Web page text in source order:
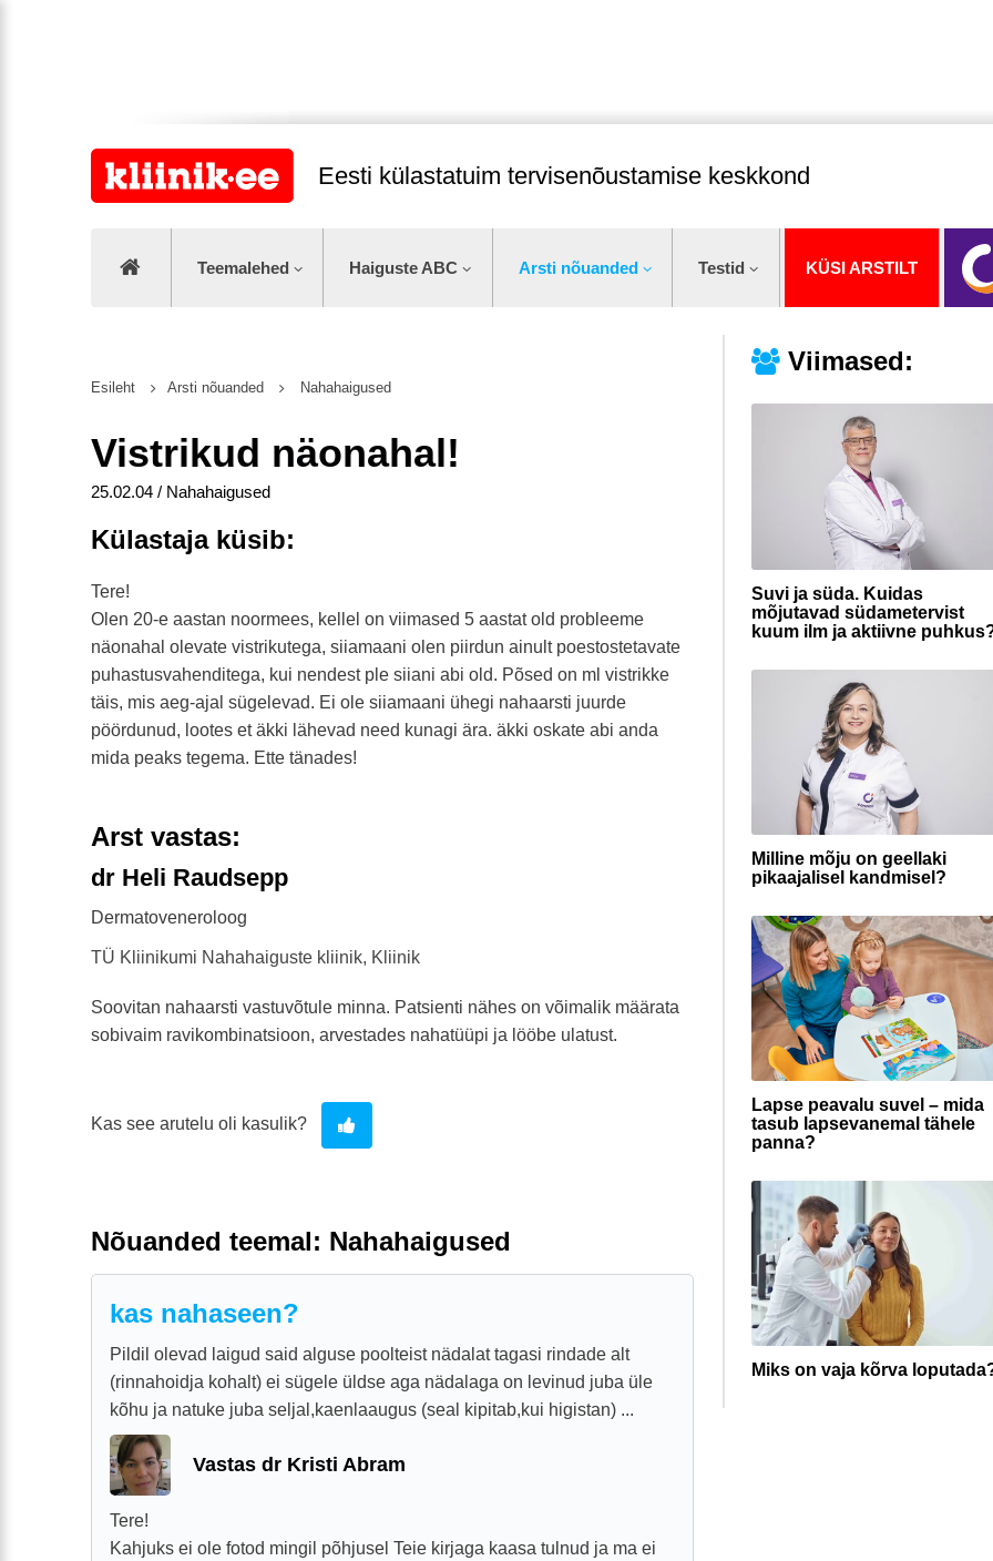
Eesti külastatuim tervisenõustamise keskkond
Teemalehed Haiguste ABC Arsti nõuanded Testid KÜSI ARSTILT
Viimased:
Suvi ja süda. Kuidas
mõjutavad südametervist
kuum ilm ja aktiivne
Milline mõju on geellaki
pikaajalisel kandmisel?
Lapse peavalu suvel – mida
tasub lapsevanemal tähele
panna?
Miks on vaja kõrva
Esileht Arsti nõuanded Nahahaigused
Vistrikud näonahal!
25.02.04 / Nahahaigused
Külastaja küsib:
Tere!
Olen 20-e aastan noormees, kellel on viimased 5 aastat old probleeme
näonahal olevate vistrikutega, siiamaani olen piirdun ainult poestostetavate
puhastusvahenditega, kui nendest ple siiani abi old. Põsed on ml vistrikke
täis, mis aeg-ajal sügelevad. Ei ole siiamaani ühegi nahaarsti juurde
pöördunud, lootes et äkki lähevad need kunagi ära. äkki oskate abi anda
mida peaks tegema. Ette tänades!
Arst vastas:
dr Heli Raudsepp
Dermatoveneroloog
TÜ Kliinikumi Nahahaiguste kliinik, Kliinik
Soovitan nahaarsti vastuvõtule minna. Patsienti nähes on võimalik määrata
sobivaim ravikombinatsioon, arvestades nahatüüpi ja lööbe ulatust.
Kas see arutelu oli kasulik?
Nõuanded teemal: Nahahaigused
kas nahaseen?
Pildil olevad laigud said alguse poolteist nädalat tagasi rindade alt
(rinnahoidja kohalt) ei sügele üldse aga nädalaga on levinud juba üle
kõhu ja natuke juba seljal,kaenlaaugus (seal kipitab,kui higistan) ...
Vastas dr Kristi Abram
Tere!
Kahjuks ei ole fotod mingil põhjusel Teie kirjaga kaasa tulnud ja ma ei